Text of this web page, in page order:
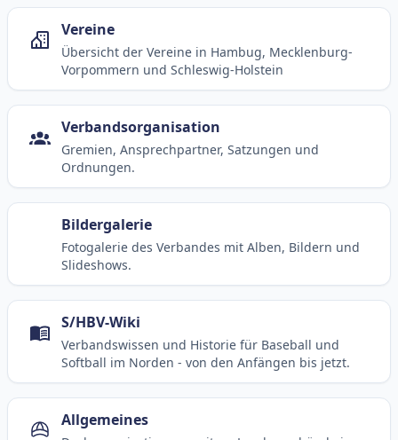
Vereine
Übersicht der Vereine in Hambug, Mecklenburg-
Vorpommern und Schleswig-Holstein
Verbandsorganisation
Gremien, Ansprechpartner, Satzungen und
Ordnungen.
Bildergalerie
Fotogalerie des Verbandes mit Alben, Bildern und
Slideshows.
S/HBV-Wiki
Verbandswissen und Historie für Baseball und
Softball im Norden - von den Anfängen bis jetzt.
Allgemeines